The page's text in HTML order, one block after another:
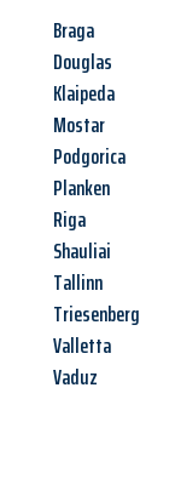
Braga
Douglas
Klaipeda
Mostar
Podgorica
Planken
Riga
Shauliai
Tallinn
Triesenberg
Valletta
Vaduz